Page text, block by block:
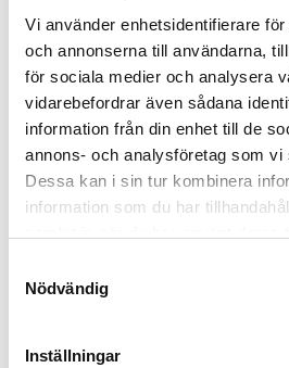
Vi använder enhetsidentifierare
och annonserna till användarna,
för sociala medier och analysera
vidarebefordrar även sådana
information från din enhet till de
annons- och analysföretag som vi
Dessa kan i sin tur kombinera
information som du har
Nödvändig
Inställningar
valet för regniga dagar.
Specifikation:
Handgjord av FSC-certifierat®
Snabbtorkande återvunnet
Metallskena i mellansulan för
Dragflik och resår gör det
Robust yttersula med hög
Förstärkt häl- och tåkappa